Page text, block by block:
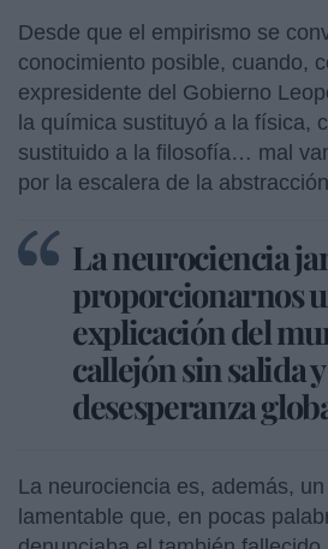
Desde que el empirismo se
conocimiento posible, cuando,
expresidente del Gobierno
la química sustituyó a la física,
sustituido a la filosofía… mal
por la escalera de la
La neurociencia
proporcionarnos
explicación del
callejón sin salida
desesperanza
La neurociencia es, además,
lamentable que, en pocas